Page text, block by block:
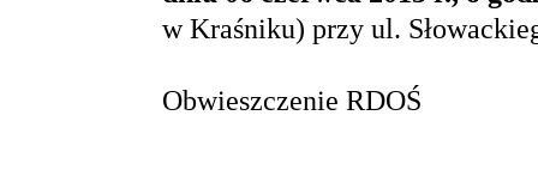
w Kraśniku) przy ul.
Obwieszczenie RDOŚ